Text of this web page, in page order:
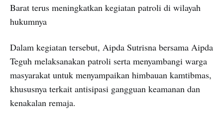
Barat terus meningkatkan kegiatan patroli di wilayah
hukumnya
Dalam kegiatan tersebut, Aipda Sutrisna bersama Aipda
Teguh melaksanakan patroli serta menyambangi warga
masyarakat untuk menyampaikan himbauan kamtibmas,
khususnya terkait antisipasi gangguan keamanan dan
kenakalan remaja.